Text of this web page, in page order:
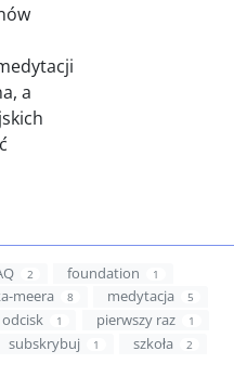
a
2 foundation 1
meera 8 medytacja 5
odcisk 1 pierwszy raz 1
subskrybuj 1 szkoła 2